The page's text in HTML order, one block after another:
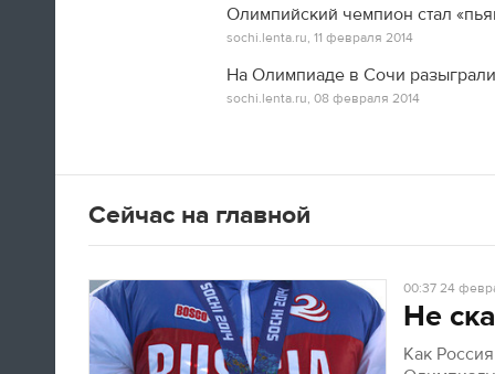
А вот так добираются домой американские
ОИ! Главное, не просто красиво,
а нереально эмоционально!
Алексей Ягудин
14:34
Олимпийский чемпион стал
sochi.lenta.ru, 11 февраля 2014
На Олимпиаде в Сочи
sochi.lenta.ru, 08 февраля 2014
Сейчас на главной
00:3724
Не
Как